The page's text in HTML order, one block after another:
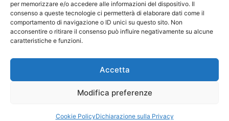
per memorizzare e/o accedere alle informazioni del dispositivo. Il
consenso a queste tecnologie ci permetterà di elaborare dati come il
comportamento di navigazione o ID unici su questo sito. Non
acconsentire o ritirare il consenso può influire negativamente su alcune
caratteristiche e funzioni.
Accetta
Modifica preferenze
Cookie PolicyDichiarazione sulla Privacy
0362 286781
Sede Toscana: Via Guerrazzi 121, San
Miniato (PI)
0571 419810
Sede Legale: Via Macallè 70, Seregno (MB)
info@clearwaterdepuratori.com
SEGUICI SUI SOCIAL